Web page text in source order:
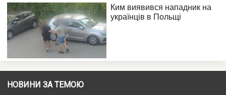
НОВИНИ ЗА ТЕМОЮ